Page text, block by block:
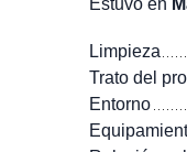
Estuvo en
Limpieza
Trato del
Entorno